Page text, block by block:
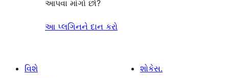
આપવા માંગો છો?
આ પ્લગિનને દાન કરો
વિશે
શોકેસ.